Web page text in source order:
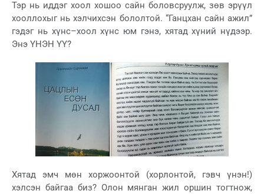
Тэр нь иддэг хоол хошоо сайн боловсруулж, зөв эрүүл
хооллохыг нь хэлчихсэн бололтой. “Ганцхан сайн ажил”
гэдэг нь хүнс–хоол хүнс юм гэнэ, хятад хүний нүдээр.
Энэ ҮНЭН ҮҮ?
Хятад эмч мөн хоржоонтой (хорлонтой, гэвч үнэн!)
хэлсэн байгаа биз? Олон мянган жил оршин тогтнож,